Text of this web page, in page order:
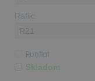
Ráfik:
Runflat
Skladom